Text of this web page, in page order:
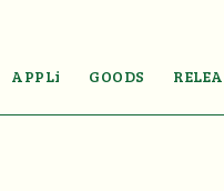
APPLi GOODS